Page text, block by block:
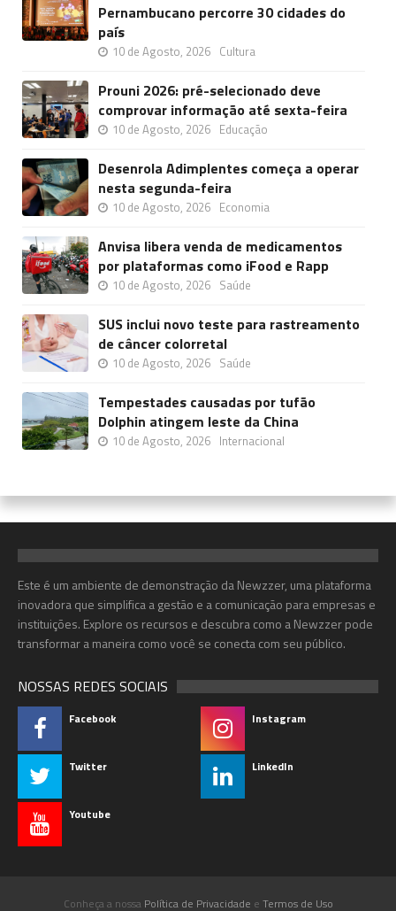
Pernambucano percorre 30 cidades do
país
10 de Agosto, 2026 Cultura
Prouni 2026: pré-selecionado deve
comprovar informação até sexta-feira
10 de Agosto, 2026 Educação
Desenrola Adimplentes começa a operar
nesta segunda-feira
10 de Agosto, 2026 Economia
Anvisa libera venda de medicamentos
por plataformas como iFood e Rapp
10 de Agosto, 2026 Saúde
SUS inclui novo teste para rastreamento
de câncer colorretal
10 de Agosto, 2026 Saúde
Tempestades causadas por tufão
Dolphin atingem leste da China
10 de Agosto, 2026 Internacional
Este é um ambiente de demonstração da Newzzer, uma plataforma
inovadora que simplifica a gestão e a comunicação para empresas e
instituições. Explore os recursos e descubra como a Newzzer pode
transformar a maneira como você se conecta com seu público.
NOSSAS REDES SOCIAIS
Facebook Instagram
Twitter LinkedIn
Youtube
Conheça a nossa Política de Privacidade e Termos de Uso